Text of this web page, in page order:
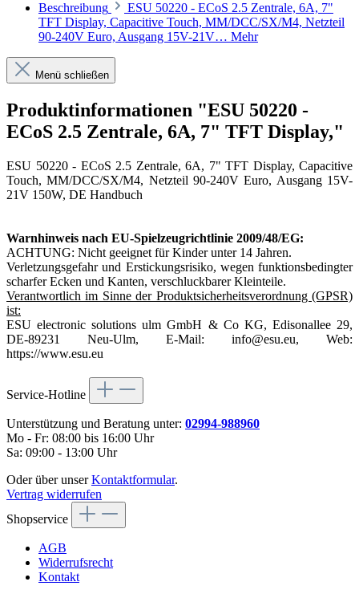
Beschreibung
ESU 50220 - ECoS 2.5 Zentrale, 6A, 7"
TFT Display, Capacitive Touch, MM/DCC/SX/M4, Netzteil
90-240V Euro, Ausgang 15V-21V… Mehr
Menü schließen
Produktinformationen "ESU 50220 -
ECoS 2.5 Zentrale, 6A, 7" TFT Display,"
ESU 50220 - ECoS 2.5 Zentrale, 6A, 7" TFT Display, Capacitive
Touch, MM/DCC/SX/M4, Netzteil 90-240V Euro, Ausgang 15V-
21V 150W, DE Handbuch
Warnhinweis nach EU-Spielzeugrichtlinie 2009/48/EG:
ACHTUNG: Nicht geeignet für Kinder unter 14 Jahren.
Verletzungsgefahr und Erstickungsrisiko, wegen funktionsbedingter
scharfer Ecken und Kanten, verschluckbarer Kleinteile.
Verantwortlich im Sinne der Produktsicherheitsverordnung (GPSR)
ist:
ESU electronic solutions ulm GmbH & Co KG, Edisonallee 29,
DE-89231 Neu-Ulm, E-Mail: info@esu.eu, Web:
https://www.esu.eu
Service-Hotline
Unterstützung und Beratung unter: 02994-988960
Mo - Fr: 08:00 bis 16:00 Uhr
Sa: 09:00 - 13:00 Uhr
Oder über unserKontaktformular.
Vertrag widerrufen
Shopservice
AGB
Widerrufsrecht
Kontakt